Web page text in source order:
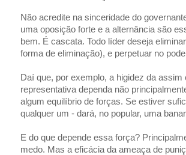
Não acredite na sinceridade do
uma oposição forte e a alternância são
bem. É cascata. Todo líder deseja
forma de eliminação), e perpetuar no
Daí que, por exemplo, a higidez da
representativa dependa não
algum equilíbrio de forças. Se estiver
qualquer um - dará, no popular, uma
E do que depende essa força?
medo. Mas a eficácia da ameaça de